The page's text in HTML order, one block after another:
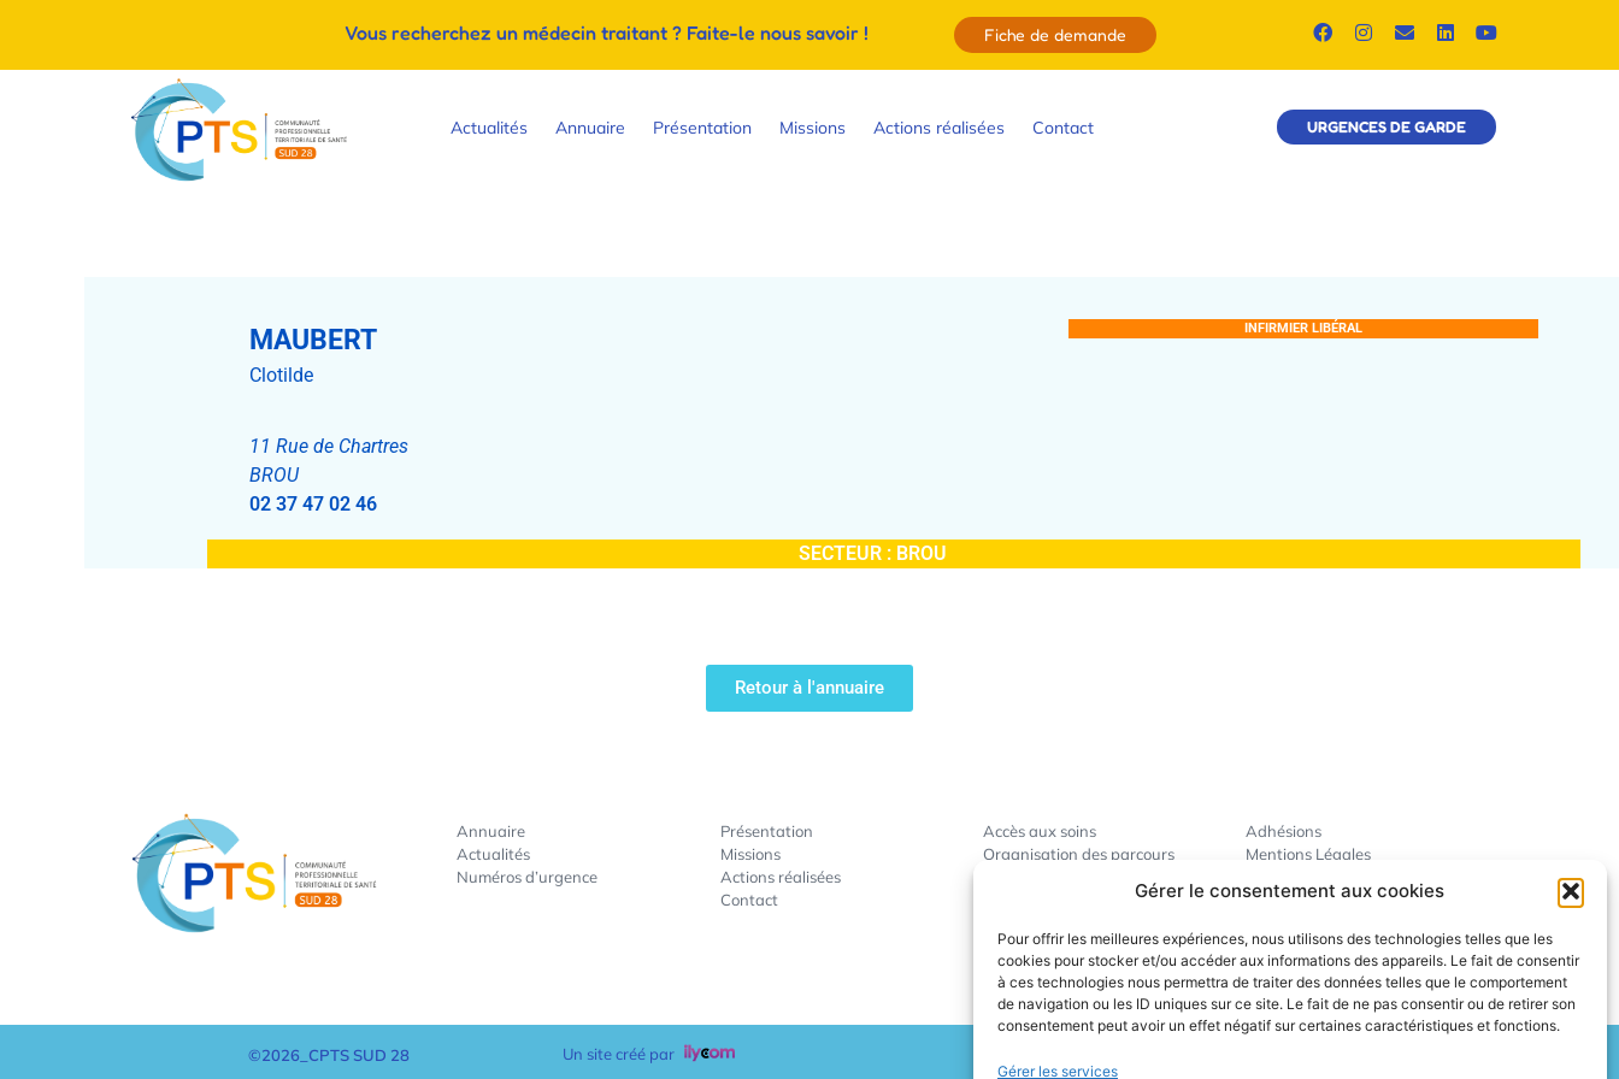
Gérer le consentement aux cookies
Pour offrir les meilleures expériences, nous utilisons des technologies telles que les
cookies pour stocker et/ou accéder aux informations des appareils. Le fait de consentir
à ces technologies nous permettra de traiter des données telles que le comportement
de navigation ou les ID uniques sur ce site. Le fait de ne pas consentir ou de retirer son
consentement peut avoir un effet négatif sur certaines caractéristiques et fonctions.
Gérer les services
Vous recherchez un médecin traitant ? Faite-le nous savoir ! Fiche de demande
Actualités Annuaire Présentation Missions Actions réalisées Contact URGENCES DE GARDE
MAUBERT
Clotilde
INFIRMIER LIBÉRAL
11 Rue de Chartres
BROU
02 37 47 02 46
SECTEUR : BROU
Retour à l'annuaire
Annuaire
Actualités
Numéros d’urgence
Présentation
Missions
Actions réalisées
Contact
Accès aux soins
Organisation des parcours
Actions de prévention
Adhésions
Mentions Légales
©2026_CPTS SUD 28 Un site créé par